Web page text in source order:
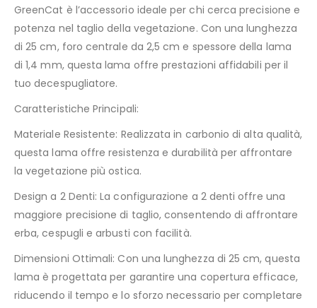
GreenCat è l’accessorio ideale per chi cerca precisione e
potenza nel taglio della vegetazione. Con una lunghezza
di 25 cm, foro centrale da 2,5 cm e spessore della lama
di 1,4 mm, questa lama offre prestazioni affidabili per il
tuo decespugliatore.
Caratteristiche Principali:
Materiale Resistente: Realizzata in carbonio di alta qualità,
questa lama offre resistenza e durabilità per affrontare
la vegetazione più ostica.
Design a 2 Denti: La configurazione a 2 denti offre una
maggiore precisione di taglio, consentendo di affrontare
erba, cespugli e arbusti con facilità.
Dimensioni Ottimali: Con una lunghezza di 25 cm, questa
lama è progettata per garantire una copertura efficace,
riducendo il tempo e lo sforzo necessario per completare